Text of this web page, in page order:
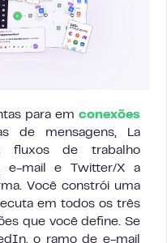
para em conexões
de mensagens, La
fluxos de trabalho
e-mail e Twitter/X a
Você constrói uma
em todos os três
que você define. Se
o ramo de e-mail